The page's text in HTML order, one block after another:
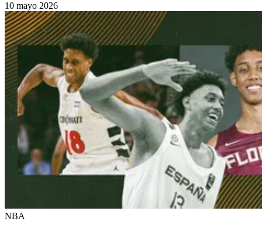
10 mayo 2026
NBA